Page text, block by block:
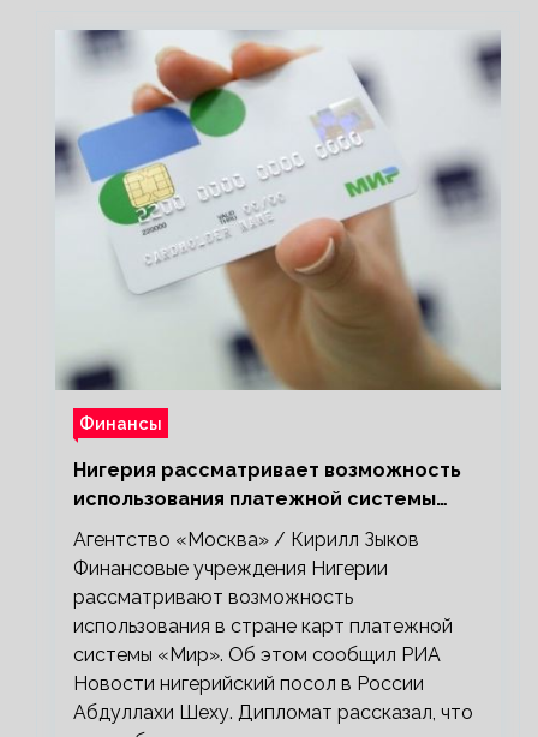
Финансы
Нигерия рассматривает возможность
использования платежной системы
«Мир»
Агентство «Москва» / Кирилл Зыков
Финансовые учреждения Нигерии
рассматривают возможность
использования в стране карт платежной
системы «Мир». Об этом сообщил РИА
Новости нигерийский посол в России
Абдуллахи Шеху. Дипломат рассказал, что